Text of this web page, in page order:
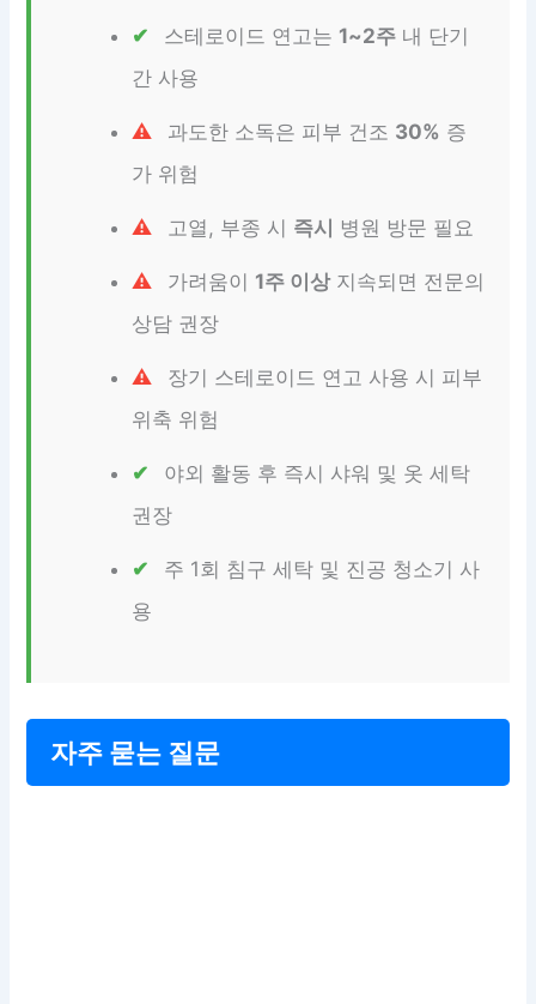
스테로이드 연고는 1~2주 내 단기
간 사용
과도한 소독은 피부 건조 30% 증
가 위험
고열, 부종 시 즉시 병원 방문 필요
가려움이 1주 이상지속되면 전문의
상담 권장
장기 스테로이드 연고 사용 시 피부
위축 위험
야외 활동 후 즉시 샤워 및 옷 세탁
권장
주 1회 침구 세탁 및 진공 청소기 사
용
자주 묻는 질문